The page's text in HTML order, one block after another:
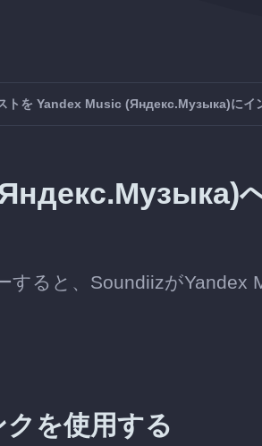
トを Yandex Music (Яндекс.Музыка)にイ
すると、SoundiizがYandex
を使用する